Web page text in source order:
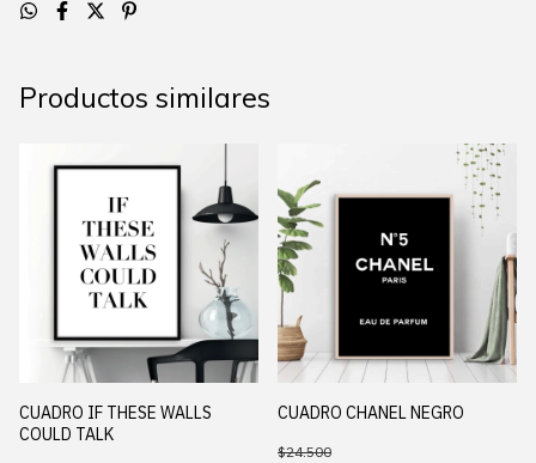
Productos similares
CUADRO IF THESE WALLS
COULD TALK
CUADRO CHANEL NEGRO
$24.500